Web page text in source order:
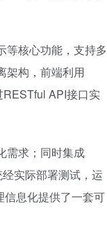
等核心功能，支持多
架构，前端利用
API接口实
需求；同时集成
实际部署测试，运
息化提供了一套可